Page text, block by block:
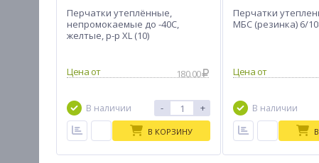
Перчатки утеплённые,
непромокаемые до -40С,
желтые, р-р XL (10)
Цена от 180.00
В наличии - +
В КОРЗИНУ
Перчатки
МБС (резинка) 6/
Цена от
В наличии